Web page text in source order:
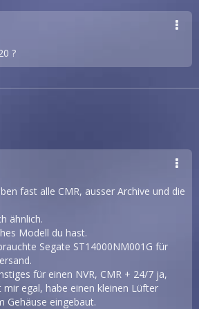
?
fast alle CMR, ausser Archive und die
ähnlich.
Modell du hast.
Segate ST14000NM001G für
für einen NVR, CMR + 24/7 ja,
egal, habe einen kleinen Lüfter
Gehäuse eingebaut.